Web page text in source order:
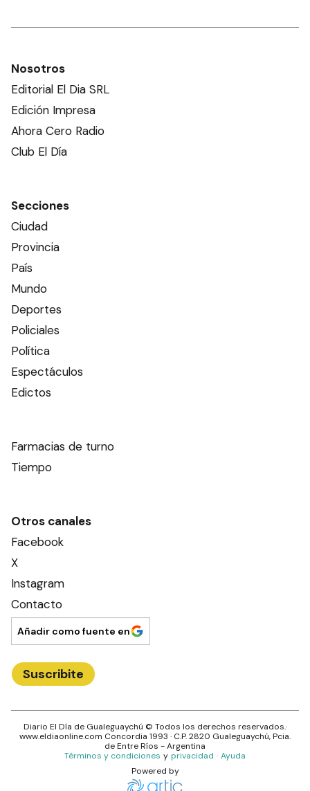
Nosotros
Editorial El Dia SRL
Edición Impresa
Ahora Cero Radio
Club El Día
Secciones
Ciudad
Provincia
País
Mundo
Deportes
Policiales
Política
Espectáculos
Edictos
Farmacias de turno
Tiempo
Otros canales
Facebook
X
Instagram
Contacto
Añadir como fuente en
Suscribite
Diario El Día de Gualeguaychú © Todos los derechos reservados.·
www.eldiaonline.com Concordia 1993 · C.P.2820 Gualeguaychú, Pcia.
deEntre Ríos - Argentina
Términos y condiciones y privacidad · Ayuda
Powered by